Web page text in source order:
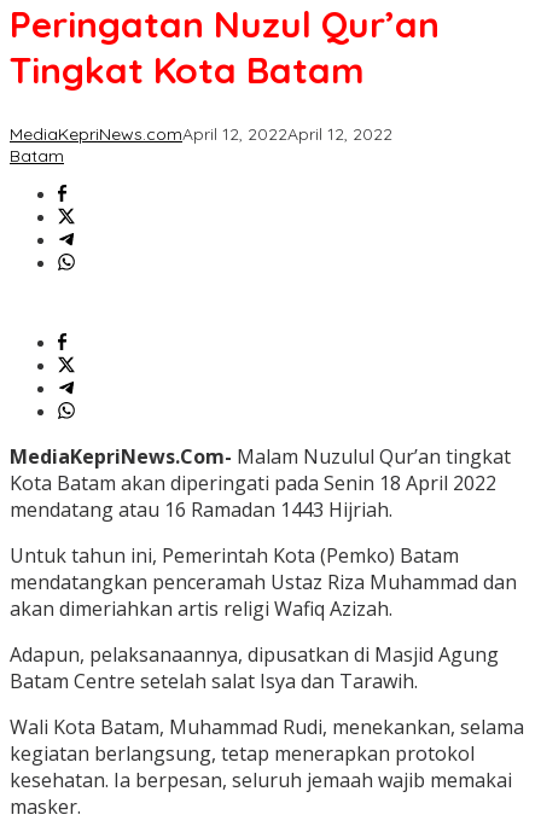
Peringatan Nuzul Qur’an
Tingkat Kota Batam
MediaKepriNews.comApril 12, 2022April 12, 2022
Batam
MediaKepriNews.Com- Malam Nuzulul Qur’an tingkat
Kota Batam akan diperingati pada Senin 18 April 2022
mendatang atau 16 Ramadan 1443 Hijriah.
Untuk tahun ini, Pemerintah Kota (Pemko) Batam
mendatangkan penceramah Ustaz Riza Muhammad dan
akan dimeriahkan artis religi Wafiq Azizah.
Adapun, pelaksanaannya, dipusatkan di Masjid Agung
Batam Centre setelah salat Isya dan Tarawih.
Wali Kota Batam, Muhammad Rudi, menekankan, selama
kegiatan berlangsung, tetap menerapkan protokol
kesehatan. Ia berpesan, seluruh jemaah wajib memakai
masker.